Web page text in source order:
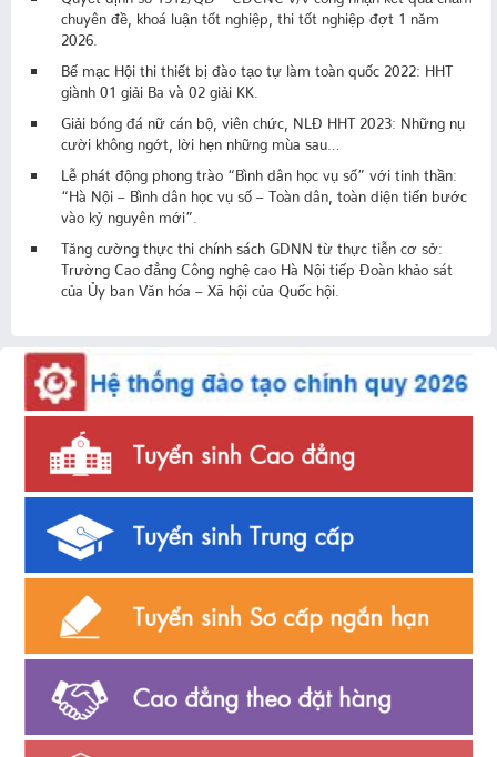
chuyên đề, khoá luận tốt nghiệp, thi tốt nghiệp đợt 1 năm
2026.
Bế mạc Hội thi thiết bị đào tạo tự làm toàn quốc 2022: HHT
giành 01 giải Ba và 02 giải KK.
Giải bóng đá nữ cán bộ, viên chức, NLĐ HHT 2023: Những nụ
cười không ngớt, lời hẹn những mùa sau…
Lễ phát động phong trào “Bình dân học vụ số” với tinh thần:
“Hà Nội – Bình dân học vụ số – Toàn dân, toàn diện tiến bước
vào kỷ nguyên mới”.
Tăng cường thực thi chính sách GDNN từ thực tiễn cơ sở:
Trường Cao đẳng Công nghệ cao Hà Nội tiếp Đoàn khảo sát
của Ủy ban Văn hóa – Xã hội của Quốc hội.